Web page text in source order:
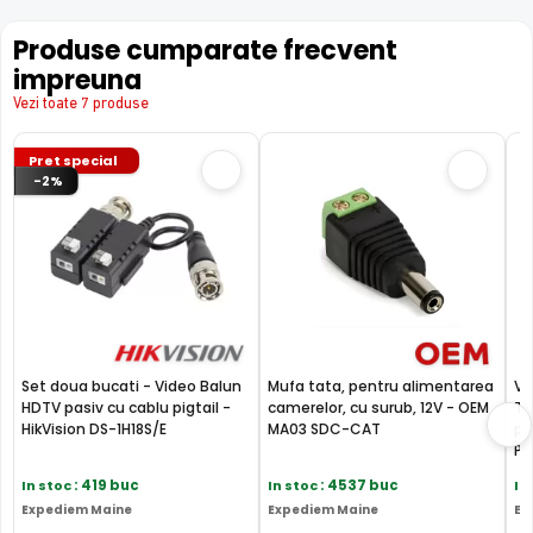
Spre deosebire de functia BLC (compensarea luminii din
exista contrast puternic de iluminare, functia TRUE WDR
oferita de senzorul de imagine al camerei HIKVISION DS-
plan, cat si imaginea de fundal.
Produse cumparate frecvent
impreuna
Vezi toate 7 produse
Pret special
-2%
Set doua bucati - Video Balun
HDTV pasiv cu cablu pigtail -
HikVision DS-1H18S/E
In stoc: 419 buc
Expediem Maine
Mufa tata, pentru alimentarea
camerelor, cu surub, 12V - OEM
MA03 SDC-CAT
In stoc: 4537 buc
Expediem Maine
In